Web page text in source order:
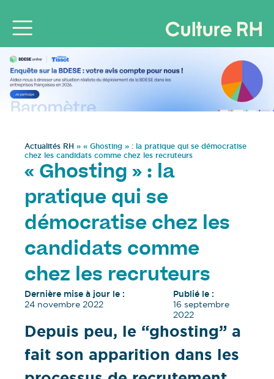
Actualités RH » « Ghosting » : la pratique qui se démocratise
chez les candidats comme chez les recruteurs
« Ghosting » : la
pratique qui se
démocratise chez les
candidats comme
chez les recruteurs
Dernière mise à jour le :
24 novembre 2022
Publié le :
16 septembre
2022
Depuis peu, le “ghosting” a
fait son apparition dans les